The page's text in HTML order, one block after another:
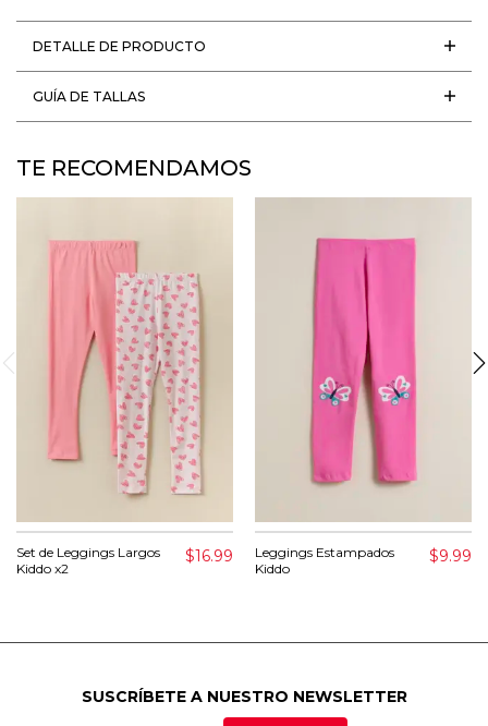
DETALLE DE PRODUCTO
GUÍA DE TALLAS
TE RECOMENDAMOS
Set de Leggings Largos
Kiddo x2
$16.99
Leggings Estampados
Kiddo
$9.99
SUSCRÍBETE A NUESTRO NEWSLETTER